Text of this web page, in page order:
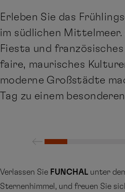
Erleben Sie das
im südlichen Mittelmeer.
Fiesta und
faire, maurisches
moderne Großstädte
Tag zu einem
Verlassen Sie FUNCHAL unter
Sternenhimmel, und freuen Sie